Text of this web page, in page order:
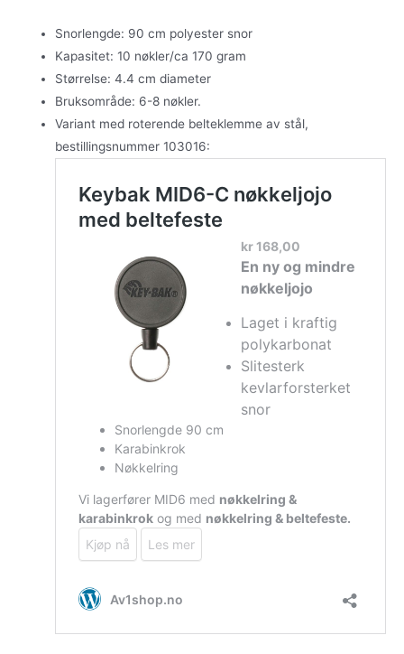
Snorlengde: 90 cm polyester snor
Kapasitet: 10 nøkler/ca 170 gram
Størrelse: 4.4 cm diameter
Bruksområde: 6-8 nøkler.
Variant med roterende belteklemme av stål,
bestillingsnummer 103016: